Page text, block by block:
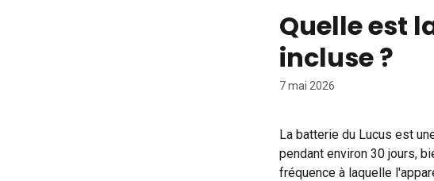
Quelle est
incluse ?
7 mai 2026
La batterie du Lucus est
pendant environ 30 jours,
fréquence à laquelle